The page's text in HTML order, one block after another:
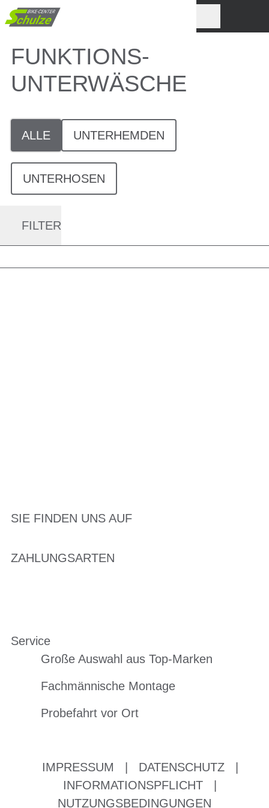
FUNKTIONS-
UNTERWÄSCHE
ALLE UNTERHEMDEN
UNTERHOSEN
FILTER
SIE FINDEN UNS AUF
ZAHLUNGSARTEN
Service
Große Auswahl aus Top-Marken
Fachmännische Montage
Probefahrt vor Ort
IMPRESSUM DATENSCHUTZ
INFORMATIONSPFLICHT
NUTZUNGSBEDINGUNGEN